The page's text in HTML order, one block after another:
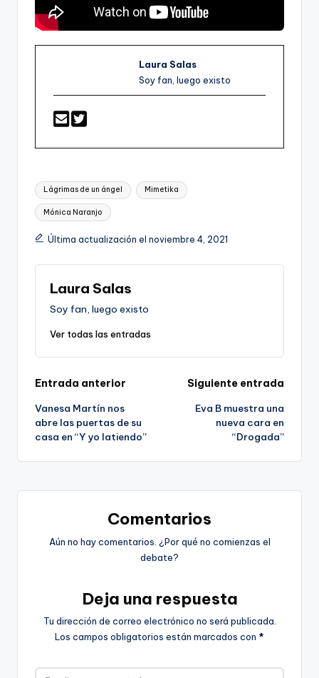
Laura Salas
Soy fan, luego existo
Etiquetas:
Lágrimas de un ángel Mimetika
Mónica Naranjo
Última actualización el noviembre 4, 2021
Laura Salas
Soy fan, luego existo
Ver todas las entradas
Navegación
de
entradas
Entrada anterior
Vanesa Martín nos
abre las puertas de su
casa en “Y yo latiendo”
Siguiente entrada
Eva B muestra una
nueva cara en
“Drogada”
Comentarios
Aún no hay comentarios. ¿Por qué no comienzas el
debate?
Deja una respuesta
Tu dirección de correo electrónico no será publicada.
Los campos obligatorios están marcados con *